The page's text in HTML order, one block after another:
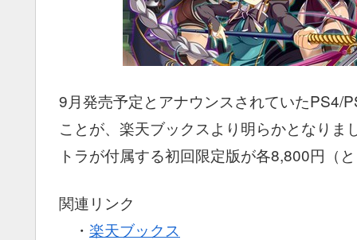
9月発売予定とアナウンスされていたPS4/
ことが、楽天ブックスより明らかとなり
トラが付属する初回限定版が各8,800円（
関連リンク
・ 楽天ブックス